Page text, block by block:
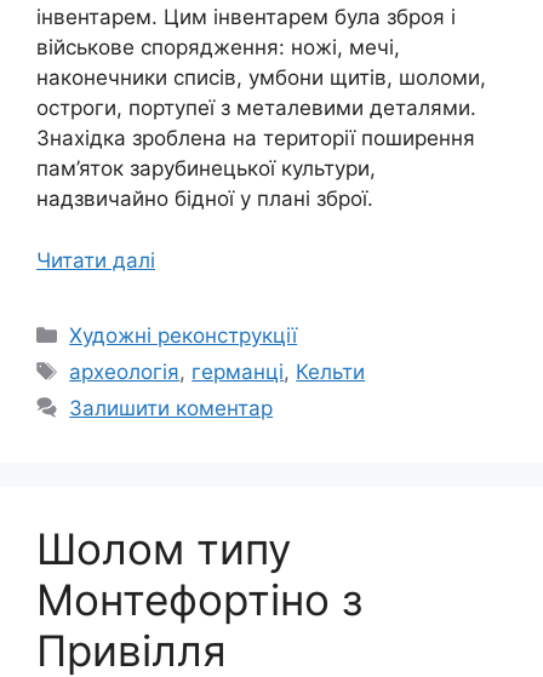
інвентарем. Цим інвентарем була зброя і
військове спорядження: ножі, мечі,
наконечники списів, умбони щитів, шоломи,
остроги, портупеї з металевими деталями.
Знахідка зроблена на території поширення
пам’яток зарубинецької культури,
надзвичайно бідної у плані зброї.
Читати далі
Категорії
Художні реконструкції
Позначки
археологія, германці, Кельти
Залишити коментар
Шолом типу
Монтефортіно з
Привілля